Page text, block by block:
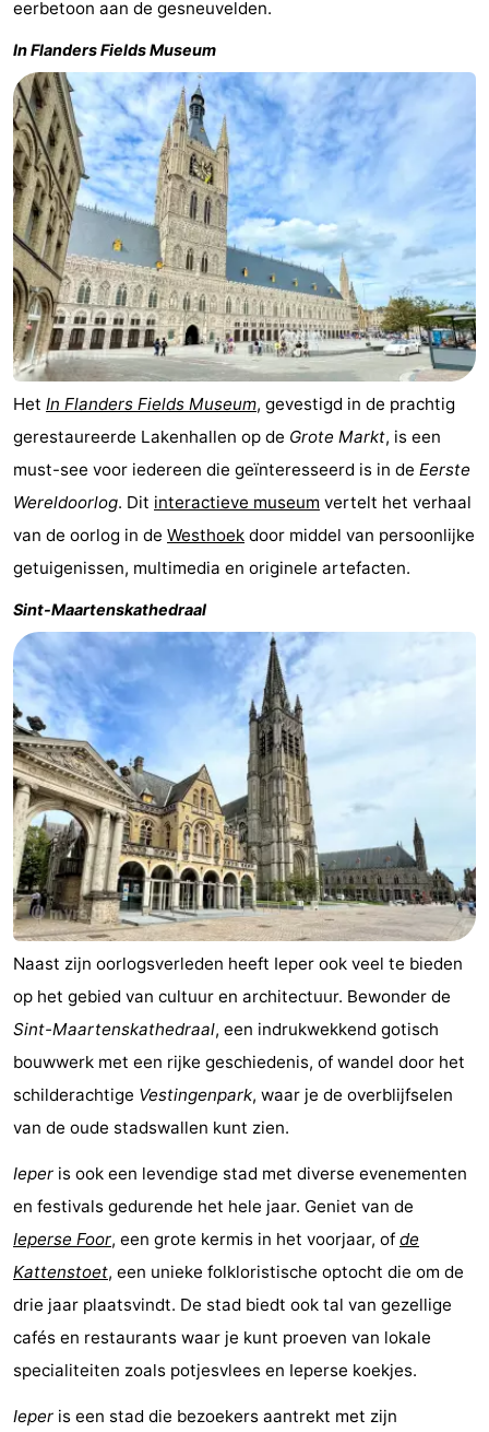
Westende
-
Nieuwpoort
-
Oostduinkerke
-
Koksijde
-
De
Panne
-
Natuur
Westhoek
Weer
Contact
eerbetoon aan de gesneuvelden.
In Flanders Fields Museum
Het In Flanders Fields Museum, gevestigd in de prachtig
gerestaureerde Lakenhallen op de Grote Markt, is een
must-see voor iedereen die geïnteresseerd is in de Eerste
Wereldoorlog. Dit interactieve museum vertelt het verhaal
van de oorlog in de Westhoek door middel van persoonlijke
getuigenissen, multimedia en originele artefacten.
Sint-Maartenskathedraal
Naast zijn oorlogsverleden heeft Ieper ook veel te bieden
op het gebied van cultuur en architectuur. Bewonder de
Sint-Maartenskathedraal, een indrukwekkend gotisch
bouwwerk met een rijke geschiedenis, of wandel door het
schilderachtige Vestingenpark, waar je de overblijfselen
van de oude stadswallen kunt zien.
Ieper is ook een levendige stad met diverse evenementen
en festivals gedurende het hele jaar. Geniet van de
Ieperse Foor, een grote kermis in het voorjaar, of de
Kattenstoet, een unieke folkloristische optocht die om de
drie jaar plaatsvindt. De stad biedt ook tal van gezellige
cafés en restaurants waar je kunt proeven van lokale
specialiteiten zoals potjesvlees en Ieperse koekjes.
Ieper is een stad die bezoekers aantrekt met zijn